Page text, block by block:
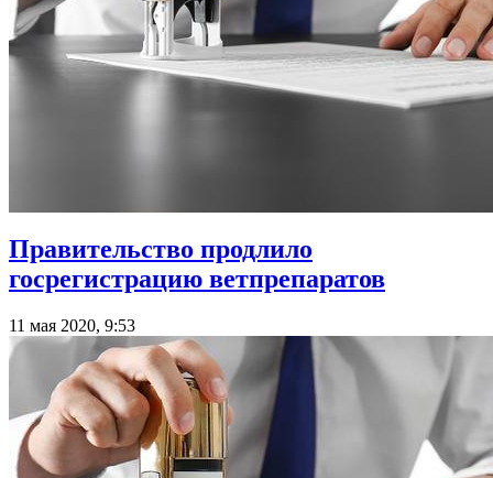
Правительство продлило
госрегистрацию ветпрепаратов
11 мая 2020, 9:53